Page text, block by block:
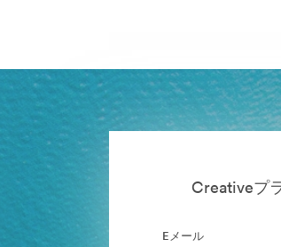
Creativeプ
Eメール